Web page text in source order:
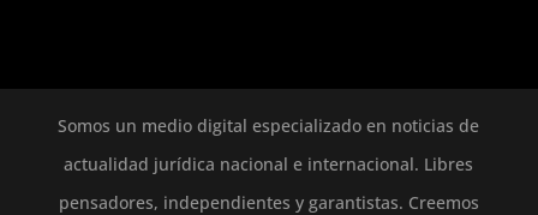
Somos un medio digital especializado en noticias de
actualidad jurídica nacional e internacional. Libres
pensadores, independientes y garantistas. Creemos